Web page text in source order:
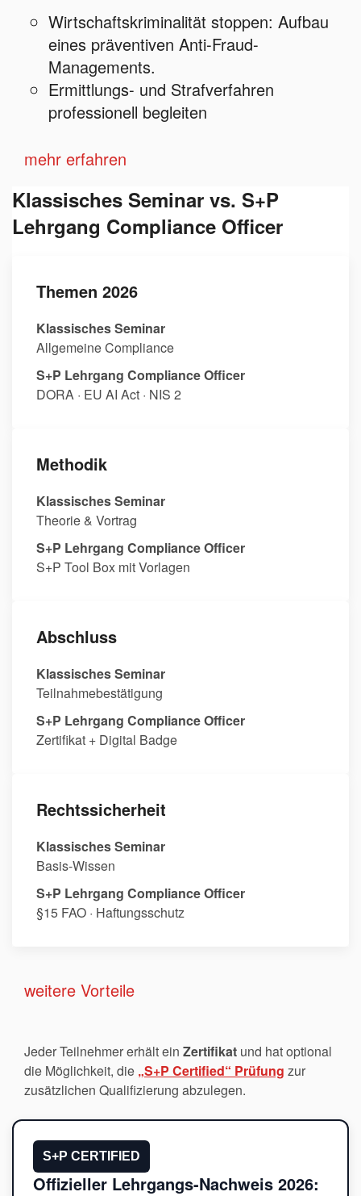
Wirtschaftskriminalität stoppen: Aufbau
eines präventiven Anti-Fraud-
Managements.
Ermittlungs- und Strafverfahren
professionell begleiten
mehr erfahren
Klassisches Seminar vs. S+P
Lehrgang Compliance Officer
Themen 2026
Klassisches Seminar
Allgemeine Compliance
S+P Lehrgang Compliance Officer
DORA · EU AI Act · NIS 2
Methodik
Klassisches Seminar
Theorie & Vortrag
S+P Lehrgang Compliance Officer
S+P Tool Box mit Vorlagen
Abschluss
Klassisches Seminar
Teilnahmebestätigung
S+P Lehrgang Compliance Officer
Zertifikat + Digital Badge
Rechtssicherheit
Klassisches Seminar
Basis-Wissen
S+P Lehrgang Compliance Officer
§15 FAO · Haftungsschutz
weitere Vorteile
Jeder Teilnehmer erhält ein Zertifikat und hat optional
die Möglichkeit, die „S+P Certified“ Prüfung zur
zusätzlichen Qualifizierung abzulegen.
S+P CERTIFIED
Offizieller Lehrgangs-Nachweis 2026: